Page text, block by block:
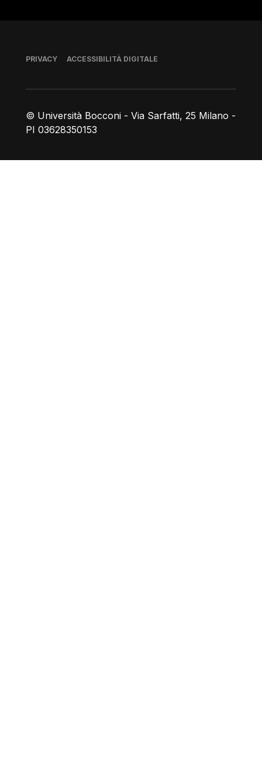
© Università Bocconi - Via Sarfatti, 25 Milano -
PI 03628350153
Piè di pagina
PRIVACY ACCESSIBILITÀ DIGITALE